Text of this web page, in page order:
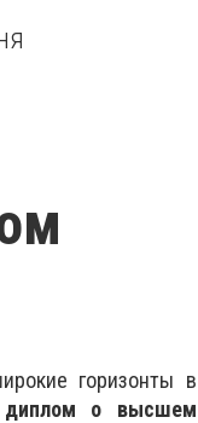
горизонты в
диплом о высшем